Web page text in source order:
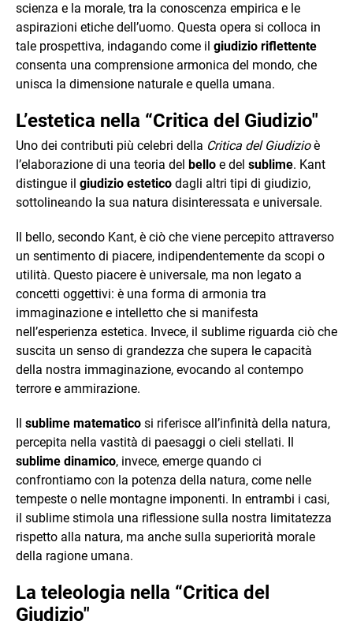
scienza e la morale, tra la conoscenza empirica e le
aspirazioni etiche dell’uomo. Questa opera si colloca in
tale prospettiva, indagando come il giudizio riflettente
consenta una comprensione armonica del mondo, che
unisca la dimensione naturale e quella umana.
L’estetica nella “Critica del Giudizio"
Uno dei contributi più celebri della Critica del Giudizioè
l’elaborazione di una teoria del bello e del sublime. Kant
distingue il giudizio estetico dagli altri tipi di giudizio,
sottolineando la sua natura disinteressata e universale.
Il bello, secondo Kant, è ciò che viene percepito attraverso
un sentimento di piacere, indipendentemente da scopi o
utilità. Questo piacere è universale, ma non legato a
concetti oggettivi: è una forma di armonia tra
immaginazione e intelletto che si manifesta
nell’esperienza estetica. Invece, il sublime riguarda ciò che
suscita un senso di grandezza che supera le capacità
della nostra immaginazione, evocando al contempo
terrore e ammirazione.
Il sublime matematico si riferisce all’infinità della natura,
percepita nella vastità di paesaggi o cieli stellati. Il
sublime dinamico, invece, emerge quando ci
confrontiamo con la potenza della natura, come nelle
tempeste o nelle montagne imponenti. In entrambi i casi,
il sublime stimola una riflessione sulla nostra limitatezza
rispetto alla natura, ma anche sulla superiorità morale
della ragione umana.
La teleologia nella “Critica del
Giudizio"